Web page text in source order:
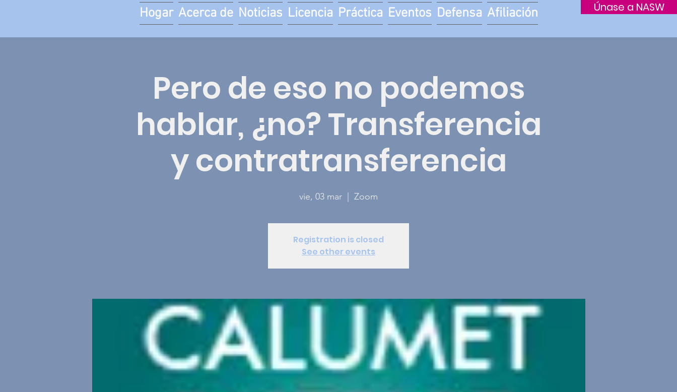
Únase a NASW
Hogar Acerca de Noticias Licencia Práctica Eventos Defensa Afiliación
Pero de eso no podemos
hablar, ¿no? Transferencia
y contratransferencia
vie, 03 mar Zoom
Registration is closed
See other events